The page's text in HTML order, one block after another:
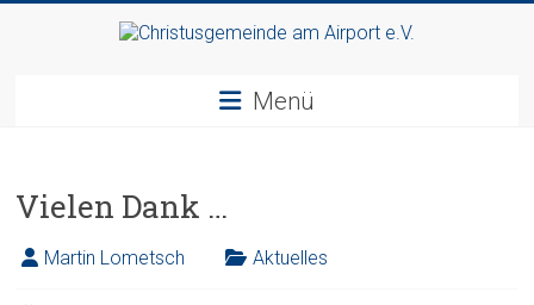
Christusgemeinde
e.V.
Webseite
Menü
Vielen Dank …
Martin Lometsch Aktuelles